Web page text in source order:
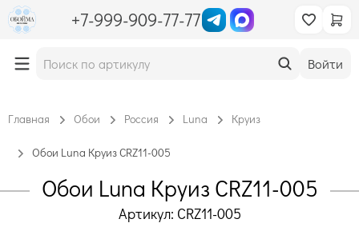
+7-999-909-77-77
Войти
Главная Обои Россия Luna Круиз
Обои Luna Круиз CRZ11-005
Обои Luna Круиз CRZ11-005
Артикул: CRZ11-005